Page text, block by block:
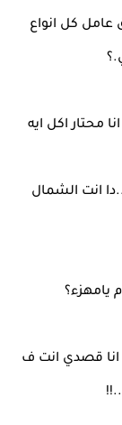
كل انواع
محتار اكل ايه
انت الشمال
يامهزء؟
انا قصدي انت ف